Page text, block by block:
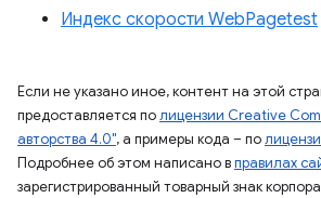
Индекс скорости WebPagetest
Если не указано иное, контент на этой
предоставляется полицензии Creative
авторства 4.0", а примеры кода – по
Подробнее об этом написано вправилах
зарегистрированный товарный знак